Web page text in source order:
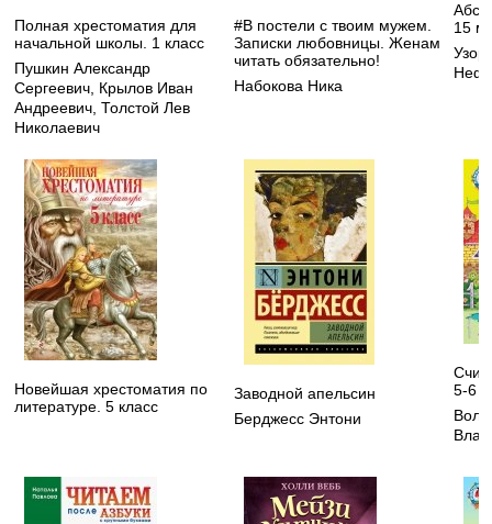
Полная хрестоматия для
начальной школы. 1 класс
Пушкин Александр
Сергеевич Крылов Иван
Андреевич Толстой Лев
Николаевич
#В постели с твоим мужем.
Записки любовницы. Женам
читать обязательно!
Набокова Ника
15
Новейшая хрестоматия по
литературе. 5 класс
Заводной апельсин
Берджесс Энтони
5-6